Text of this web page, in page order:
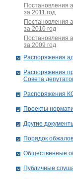
Постановления
за 2011 год
Постановления
за 2010 год
Постановления
за 2009 год
Распоряжения
Распоряжения
Совета
Распоряжения
Проекты
Другие
Порядок
Общественные
Публичные